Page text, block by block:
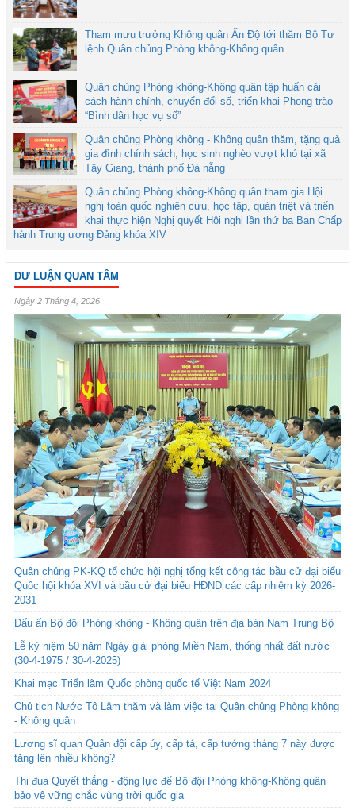
Tham mưu trưởng Không quân Ấn Độ tới thăm Bộ Tư
lệnh Quân chủng Phòng không-Không quân
Quân chủng Phòng không-Không quân tập huấn cải
cách hành chính, chuyển đổi số, triển khai Phong trào
“Bình dân học vụ số”
Quân chủng Phòng không - Không quân thăm, tặng quà
gia đình chính sách, học sinh nghèo vượt khó tại xã
Tây Giang, thành phố Đà nẵng
Quân chủng Phòng không-Không quân tham gia Hội
nghị toàn quốc nghiên cứu, học tập, quán triệt và triển
khai thực hiện Nghị quyết Hội nghị lần thứ ba Ban Chấp
hành Trung ương Đảng khóa XIV
DƯ LUẬN QUAN TÂM
Ngày 2 Tháng 4, 2026
Quân chủng PK-KQ tổ chức hội nghị tổng kết công tác bầu cử đại biểu
Quốc hội khóa XVI và bầu cử đại biểu HĐND các cấp nhiệm kỳ 2026-
2031
Dấu ấn Bộ đội Phòng không - Không quân trên địa bàn Nam Trung Bộ
Lễ kỷ niệm 50 năm Ngày giải phóng Miền Nam, thống nhất đất nước
(30-4-1975 / 30-4-2025)
Khai mạc Triển lãm Quốc phòng quốc tế Việt Nam 2024
Chủ tịch Nước Tô Lâm thăm và làm việc tại Quân chủng Phòng không
- Không quân
Lương sĩ quan Quân đội cấp úy, cấp tá, cấp tướng tháng 7 này được
tăng lên nhiều không?
Thi đua Quyết thắng - động lực để Bộ đội Phòng không-Không quân
bảo vệ vững chắc vùng trời quốc gia